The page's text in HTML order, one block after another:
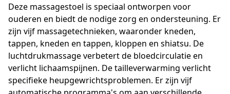
Deze massagestoel is speciaal ontworpen voor
ouderen en biedt de nodige zorg en ondersteuning. Er
zijn vijf massagetechnieken, waaronder kneden,
tappen, kneden en tappen, kloppen en shiatsu. De
luchtdrukmassage verbetert de bloedcirculatie en
verlicht lichaamspijnen. De tailleverwarming verlicht
specifieke heupgewrichtsproblemen. Er zijn vijf